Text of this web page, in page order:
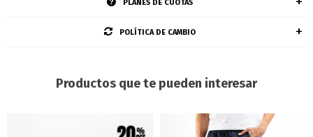
PLANES DE CUOTAS
POLÍTICA DE CAMBIO
Productos que te pueden interesar